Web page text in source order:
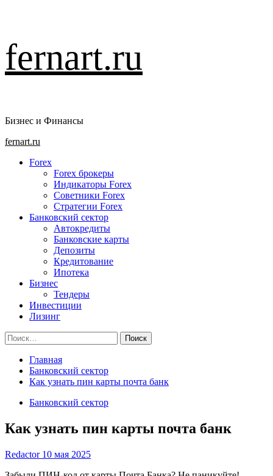
Перейти
к
содержимому
fernart.ru
Бизнес и Финансы
Основное
fernart.ru
Forex
Forex брокеры
Индикаторы Forex
Советники Forex
Стратегии Forex
Банковский сектор
Автокредиты
Банковские карты
Депозиты
Кредитование
Ипотека
Бизнес
Тендеры
Инвестиции
Лизинг
Найти:
Главная
Банковский сектор
Как узнать пин карты почта банк
Банковский сектор
Как узнать пин карты почта банк
Redactor 10 мая 2025